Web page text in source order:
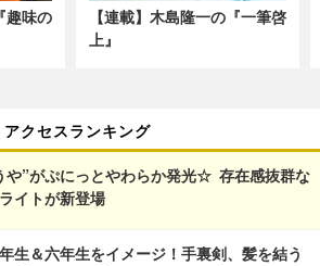
趣味の
【連載】木島隆一の『一筆啓
上』
アクセスランキング
や”がぷにっとやわらか発光☆ 存在感抜群な
イトが新登場
生＆六年生をイメージ！手裏剣、髪を結う